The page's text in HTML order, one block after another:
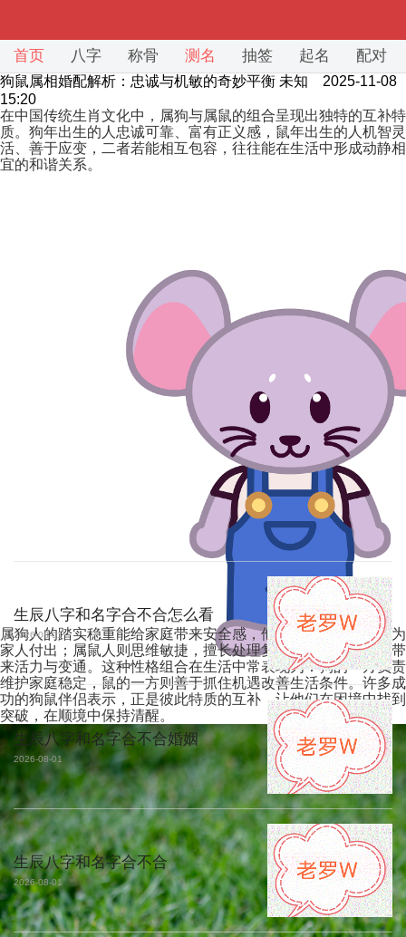
首页 八字 称骨 测名 抽签 起名 配对
狗鼠属相婚配解析：忠诚与机敏的奇妙平衡 未知 2025-11-08
15:20
在中国传统生肖文化中，属狗与属鼠的组合呈现出独特的互补特
质。狗年出生的人忠诚可靠、富有正义感，鼠年出生的人机智灵
活、善于应变，二者若能相互包容，往往能在生活中形成动静相
宜的和谐关系。
属狗人的踏实稳重能给家庭带来安全感，他们重视承诺，愿意为
家人付出；属鼠人则思维敏捷，擅长处理复杂问题，能为家庭带
来活力与变通。这种性格组合在生活中常表现为：狗的一方负责
维护家庭稳定，鼠的一方则善于抓住机遇改善生活条件。许多成
功的狗鼠伴侣表示，正是彼此特质的互补，让他们在困境中找到
突破，在顺境中保持清醒。
生辰八字和名字合不合怎么看
2026-08-01
生辰八字和名字合不合婚姻
2026-08-01
生辰八字和名字合不合
2026-08-01